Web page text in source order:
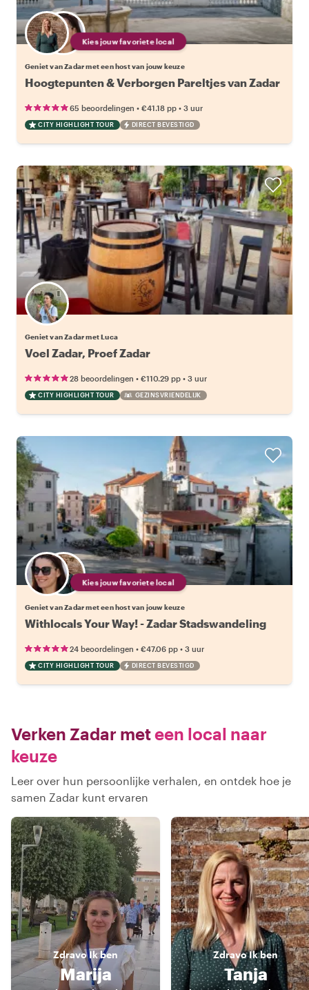
Kies jouw favoriete local
Geniet van Zadar met een host van jouw keuze
Hoogtepunten & Verborgen Pareltjes van Zadar
65 beoordelingen • €41.18 pp • 3 uur
CITY HIGHLIGHT TOUR DIRECT BEVESTIGD
Geniet van Zadar met Luca
Voel Zadar, Proef Zadar
28 beoordelingen • €110.29 pp • 3 uur
CITY HIGHLIGHT TOUR GEZINSVRIENDELIJK
Kies jouw favoriete local
Geniet van Zadar met een host van jouw keuze
Withlocals Your Way! - Zadar Stadswandeling
24 beoordelingen • €47.06 pp • 3 uur
CITY HIGHLIGHT TOUR DIRECT BEVESTIGD
Verken Zadar meteen local naar
keuze
Leer over hun persoonlijke verhalen, en ontdek hoe je
samen Zadar kunt ervaren
ZdravoIk ben
Marija
ZdravoIk ben
Tanja